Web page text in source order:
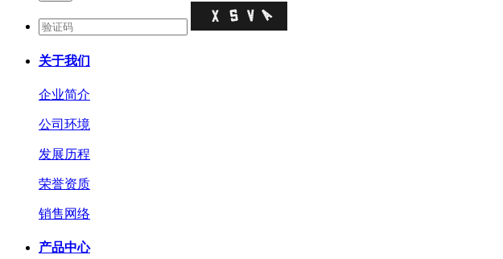
关于我们
企业简介
公司环境
发展历程
荣誉资质
销售网络
产品中心